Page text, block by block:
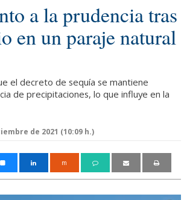
a la prudencia tras
en un paraje natural
el decreto de sequía se mantiene
de precipitaciones, lo que influye en la
de 2021 (10:09 h.)
m